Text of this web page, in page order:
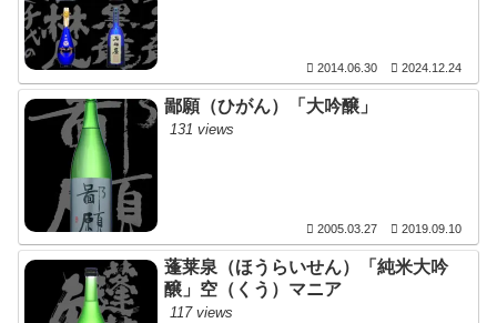
2014.06.30 2024.12.24
鄙願（ひがん）「大吟醸」
131 views
2005.03.27 2019.09.10
蓬莱泉（ほうらいせん）「純米大吟
醸」空（くう）マニア
117 views